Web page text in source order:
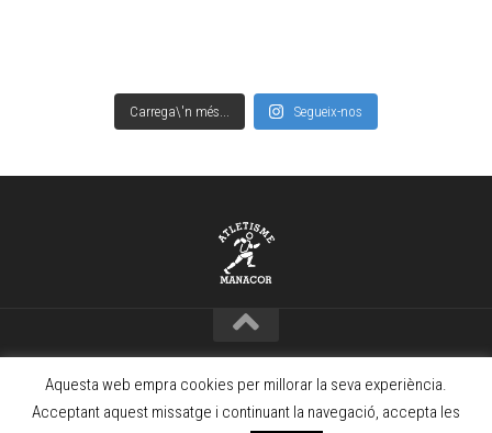
Carrega\'n més... Segueix-nos
Copyright © Club Atletisme Manacor – 2021 · www.camanacor.com
Powered by
WordPress
Aquesta web empra cookies per millorar la seva experiència.
Acceptant aquest missatge i continuant la navegació, accepta les